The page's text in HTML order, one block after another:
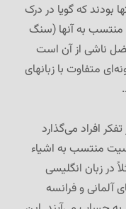
بودند که گویا در درک
منتسب به آنها (سنگ
ناشی از آن است
متفاوت با زبانهای
افراد می‌گذارد
منتسب به اشیاء
در زبان انگلیسی
آلمانی و فرانسه